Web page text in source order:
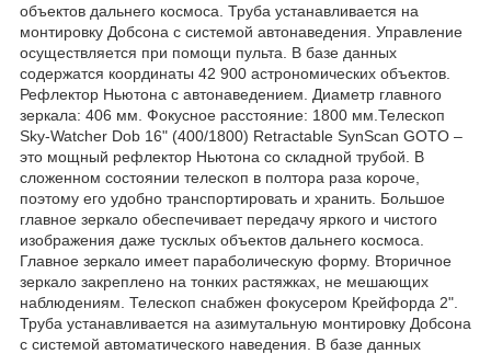
объектов дальнего космоса. Труба устанавливается на
монтировку Добсона с системой автонаведения. Управление
осуществляется при помощи пульта. В базе данных
содержатся координаты 42 900 астрономических объектов.
Рефлектор Ньютона с автонаведением. Диаметр главного
зеркала: 406 мм. Фокусное расстояние: 1800 мм.Телескоп
Sky-Watcher Dob 16" (400/1800) Retractable SynScan GOTO –
это мощный рефлектор Ньютона со складной трубой. В
сложенном состоянии телескоп в полтора раза короче,
поэтому его удобно транспортировать и хранить. Большое
главное зеркало обеспечивает передачу яркого и чистого
изображения даже тусклых объектов дальнего космоса.
Главное зеркало имеет параболическую форму. Вторичное
зеркало закреплено на тонких растяжках, не мешающих
наблюдениям. Телескоп снабжен фокусером Крейфорда 2".
Труба устанавливается на азимутальную монтировку Добсона
с системой автоматического наведения. В базе данных